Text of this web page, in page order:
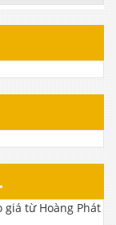
từ Hoàng Phát